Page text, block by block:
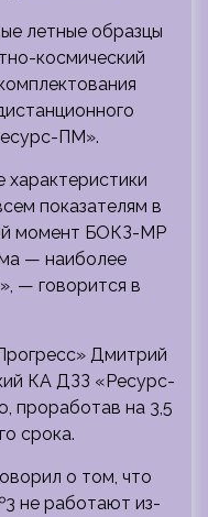
летные образцы
космический
ПМ».
характеристики
показателям в
момент БОКЗ-МР
— наиболее
— говорится в
Дмитрий
КА ДЗЗ «Ресурс-
проработав на 3,5
срока.
о том, что
не работают из-